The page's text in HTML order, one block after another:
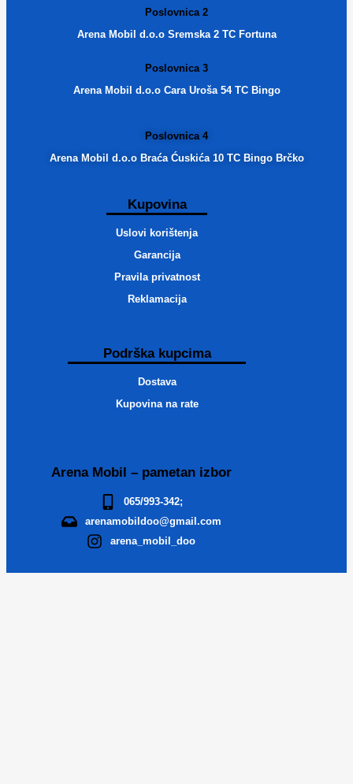
Poslovnica 2
Arena Mobil d.o.o Sremska 2 TC Fortuna
Poslovnica 3
Arena Mobil d.o.o Cara Uroša 54 TC Bingo
Poslovnica 4
Arena Mobil d.o.o Braća Ćuskića 10 TC Bingo Brčko
Kupovina
Uslovi korištenja
Garancija
Pravila privatnost
Reklamacija
Podrška kupcima
Dostava
Kupovina na rate
Arena Mobil – pametan izbor
065/993-342;
arenamobildoo@gmail.com
arena_mobil_doo